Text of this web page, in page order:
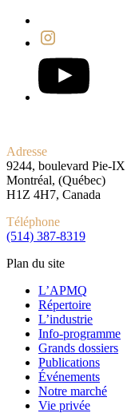
Adresse
9244, boulevard Pie-IX
Montréal, (Québec)
H1Z 4H7, Canada
Téléphone
(514) 387-8319
Plan du site
L’APMQ
Répertoire
L’industrie
Info-programme
Grands dossiers
Publications
Événements
Notre marché
Vie privée